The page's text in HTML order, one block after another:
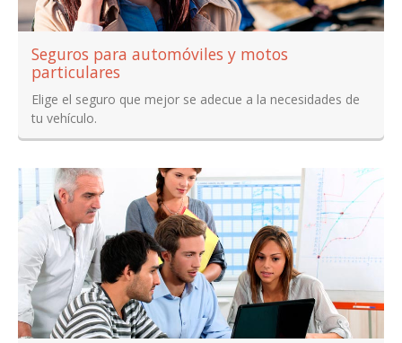
Seguros para automóviles y motos
particulares
Elige el seguro que mejor se adecue a la necesidades de
tu vehículo.